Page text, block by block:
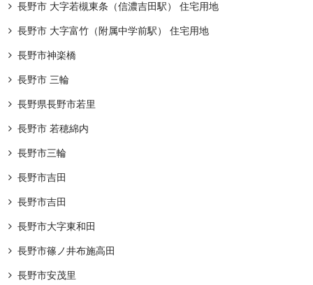
長野市 大字若槻東条（信濃吉田駅） 住宅用地
長野市 大字富竹（附属中学前駅） 住宅用地
長野市神楽橋
長野市 三輪
長野県長野市若里
長野市 若穂綿内
長野市三輪
長野市吉田
長野市吉田
長野市大字東和田
長野市篠ノ井布施高田
長野市安茂里